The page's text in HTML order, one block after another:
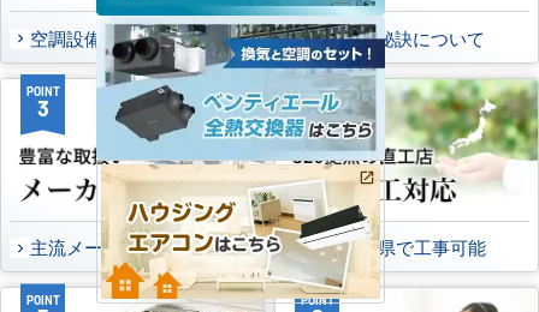
空調設備のご提案について 選ばれる秘訣について
POINT
3
主流メーカーを全取扱可能
POINT
4
47都道府県で工事可能
POINT POINT